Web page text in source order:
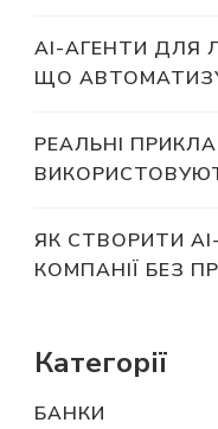
AI-АГЕНТИ ДЛЯ
ЩО
РЕАЛЬНІ
ЯК СТВОРИТИ
КОМПАНІЇ БЕЗ
Категорії
БАНКИ